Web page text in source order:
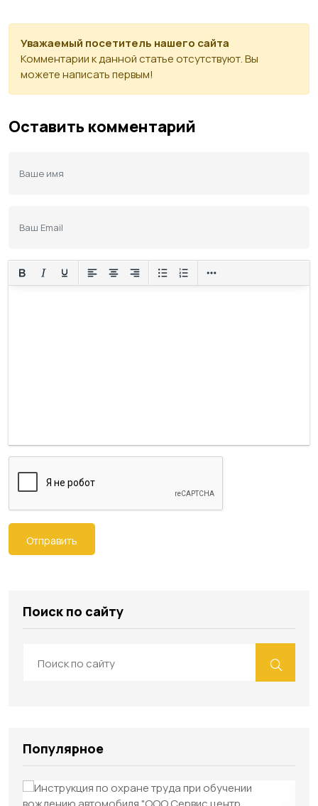
Поиск по сайту
Популярное
Уважаемый посетитель нашего сайта
Комментарии к данной статье отсутствуют. Вы
можете написать первым!
Оставить комментарий
Отправить